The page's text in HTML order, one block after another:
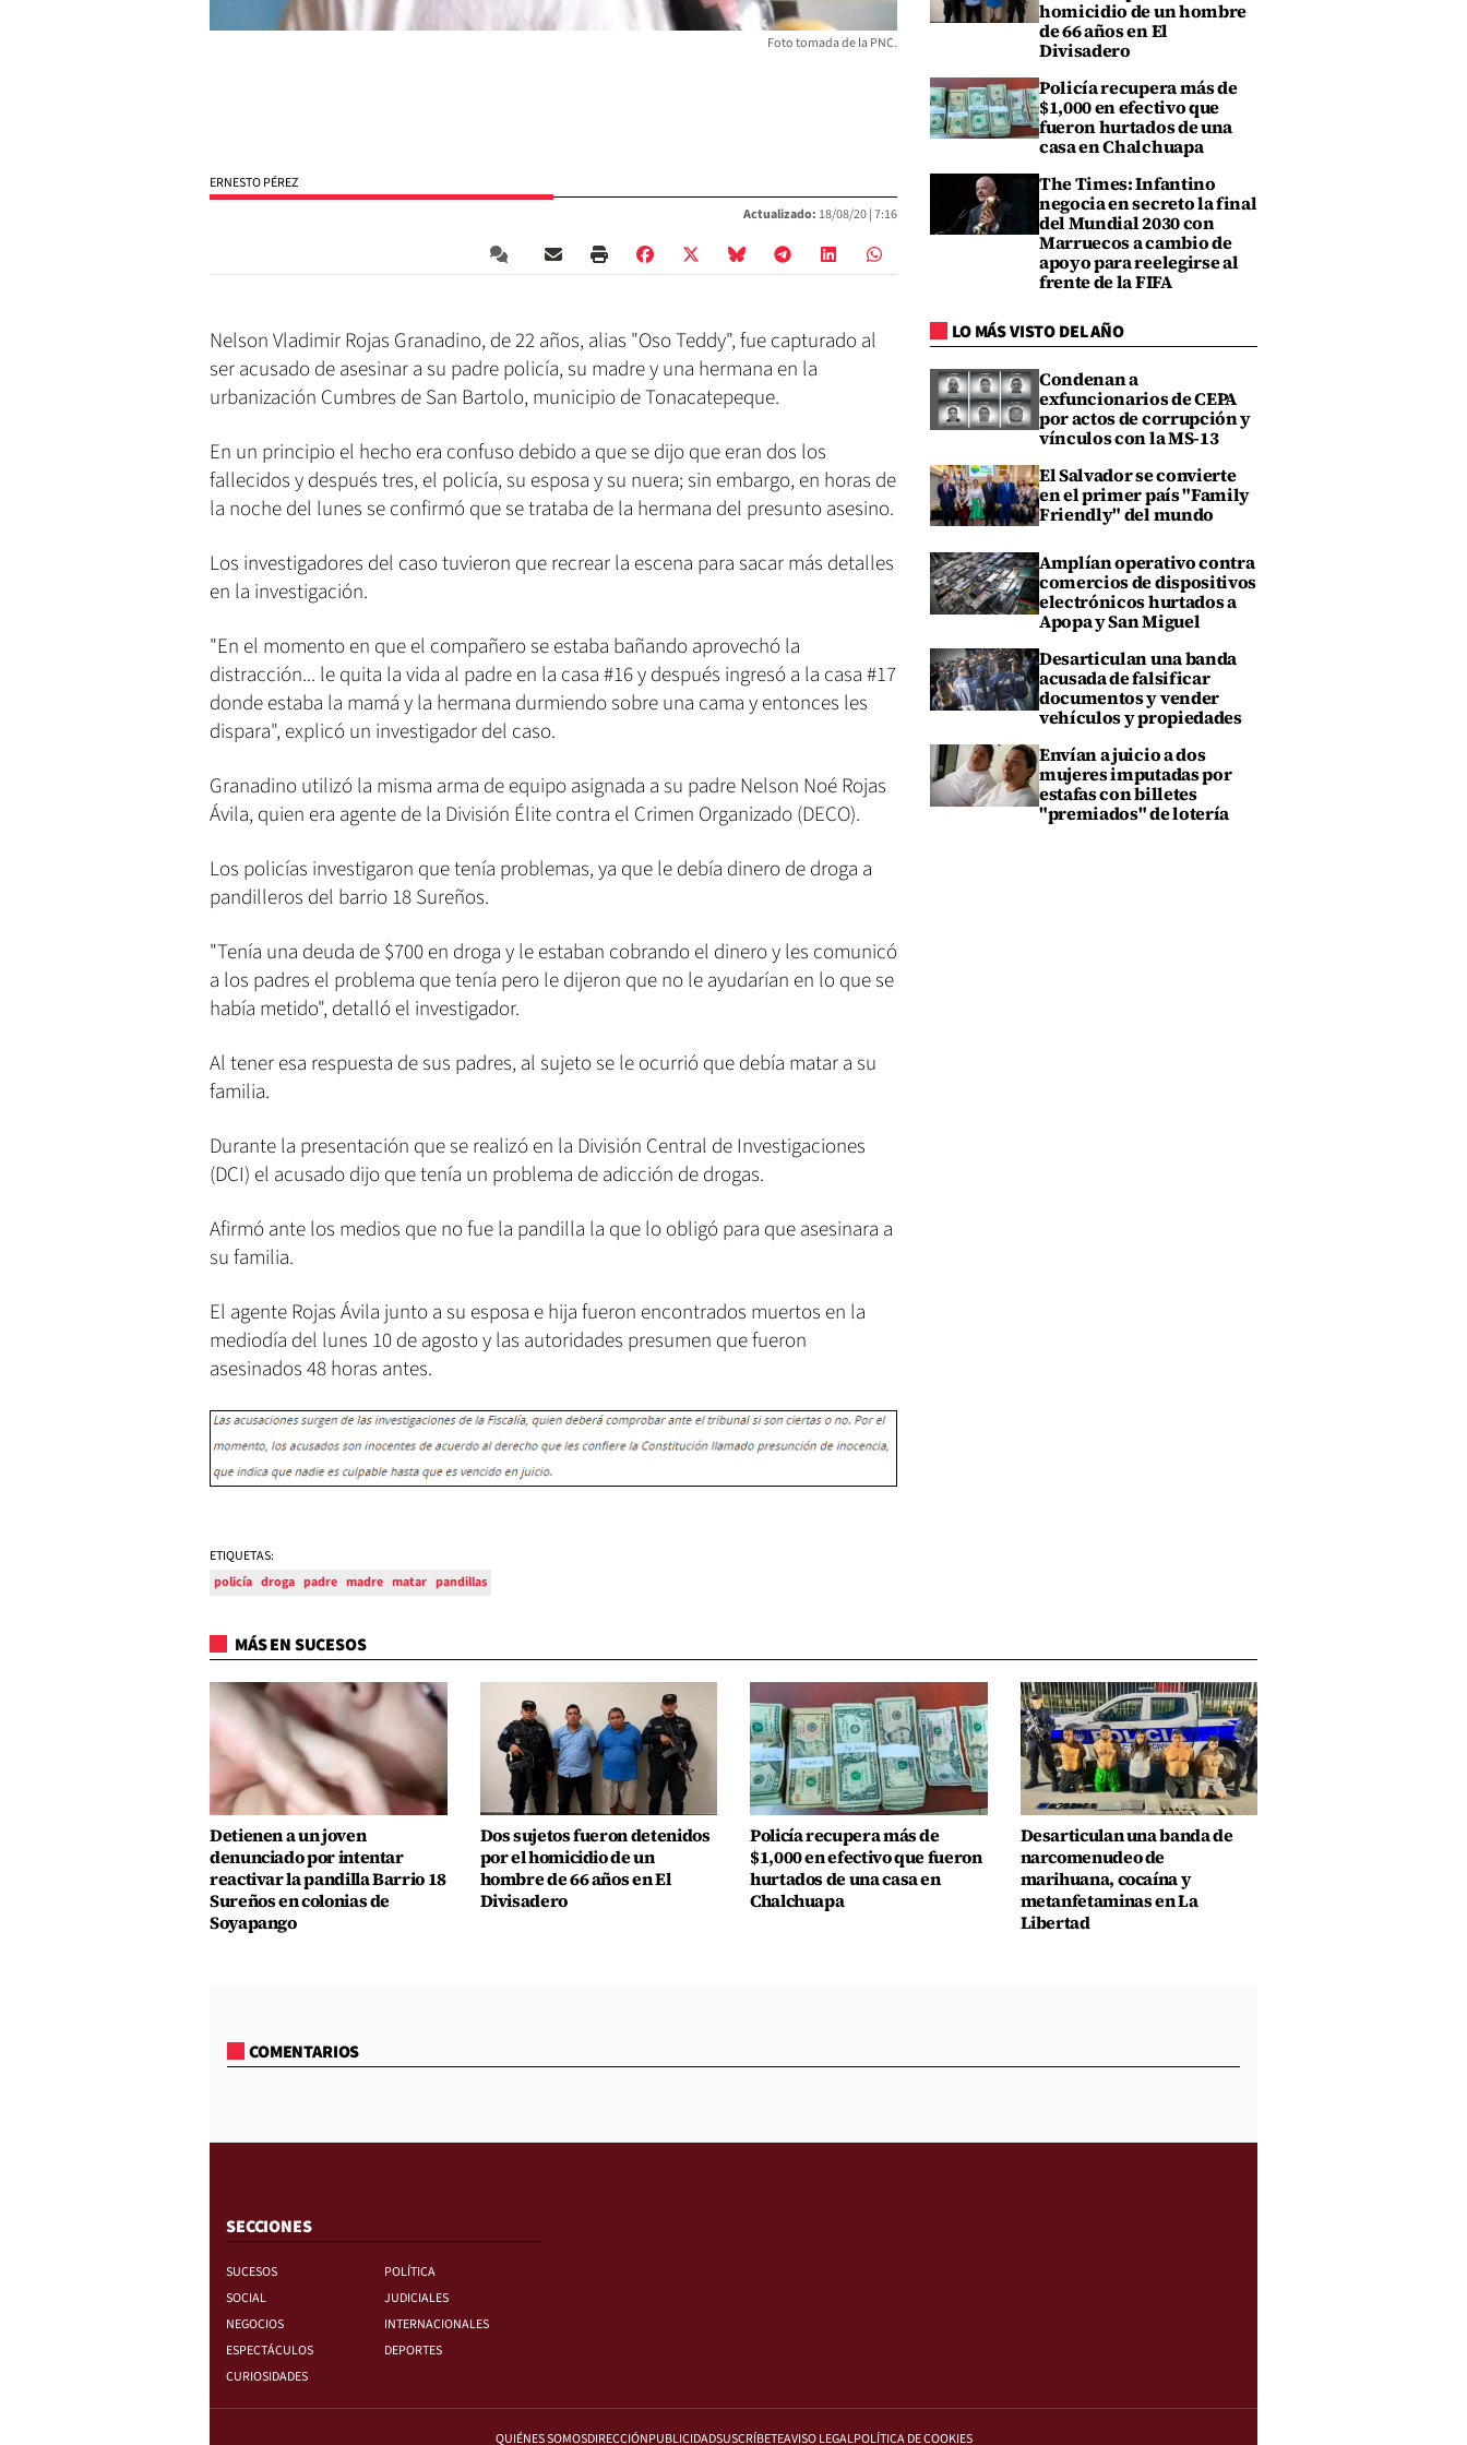
Foto tomada de la PNC.
ERNESTO PÉREZ
Actualizado: 18/08/20 |7:16
Nelson Vladimir Rojas Granadino, de 22 años, alias "Oso Teddy", fue capturado al
ser acusado de asesinar a su padre policía, su madre y una hermana en la
urbanización Cumbres de San Bartolo, municipio de Tonacatepeque.
En un principio el hecho era confuso debido a que se dijo que eran dos los
fallecidos y después tres, el policía, su esposa y su nuera; sin embargo, en horas de
la noche del lunes se confirmó que se trataba de la hermana del presunto asesino.
Los investigadores del caso tuvieron que recrear la escena para sacar más detalles
en la investigación.
"En el momento en que el compañero se estaba bañando aprovechó la
distracción... le quita la vida al padre en la casa #16 y después ingresó a la casa #17
donde estaba la mamá y la hermana durmiendo sobre una cama y entonces les
dispara", explicó un investigador del caso.
Granadino utilizó la misma arma de equipo asignada a su padre Nelson Noé Rojas
Ávila, quien era agente de la División Élite contra el Crimen Organizado (DECO).
Los policías investigaron que tenía problemas, ya que le debía dinero de droga a
pandilleros del barrio 18 Sureños.
"Tenía una deuda de $700 en droga y le estaban cobrando el dinero y les comunicó
a los padres el problema que tenía pero le dijeron que no le ayudarían en lo que se
había metido", detalló el investigador.
Al tener esa respuesta de sus padres, al sujeto se le ocurrió que debía matar a su
familia.
Durante la presentación que se realizó en la División Central de Investigaciones
(DCI) el acusado dijo que tenía un problema de adicción de drogas.
Afirmó ante los medios que no fue la pandilla la que lo obligó para que asesinara a
su familia.
El agente Rojas Ávila junto a su esposa e hija fueron encontrados muertos en la
mediodía del lunes 10 de agosto y las autoridades presumen que fueron
asesinados 48 horas antes.
ETIQUETAS:
policía droga padre madre matar pandillas
homicidio de un hombre
de 66 años en El
Divisadero
Policía recupera más de
$1,000 en efectivo que
fueron hurtados de una
casa en Chalchuapa
The Times: Infantino
negocia en secreto la final
del Mundial 2030 con
Marruecos a cambio de
apoyo para reelegirse al
frente de la FIFA
LO MÁS VISTO DEL AÑO
Condenan a
exfuncionarios de CEPA
por actos de corrupción y
vínculos con la MS-13
El Salvador se convierte
en el primer país "Family
Friendly" del mundo
Amplían operativo contra
comercios de dispositivos
electrónicos hurtados a
Apopa y San Miguel
Desarticulan una banda
acusada de falsificar
documentos y vender
vehículos y propiedades
Envían a juicio a dos
mujeres imputadas por
estafas con billetes
"premiados" de lotería
MÁS EN SUCESOS
Detienen a un joven
denunciado por intentar
reactivar la pandilla Barrio 18
Sureños en colonias de
Soyapango
Dos sujetos fueron detenidos
por el homicidio de un
hombre de 66 años en El
Divisadero
Policía recupera más de
$1,000 en efectivo que fueron
hurtados de una casa en
Chalchuapa
Desarticulan una banda de
narcomenudeo de
marihuana, cocaína y
metanfetaminas en La
Libertad
COMENTARIOS
SECCIONES
SUCESOS
POLÍTICA
SOCIAL
JUDICIALES
NEGOCIOS
INTERNACIONALES
ESPECTÁCULOS
DEPORTES
CURIOSIDADES
QUIÉNES SOMOSDIRECCIÓNPUBLICIDADSUSCRÍBETEAVISO LEGALPOLÍTICA DE COOKIES